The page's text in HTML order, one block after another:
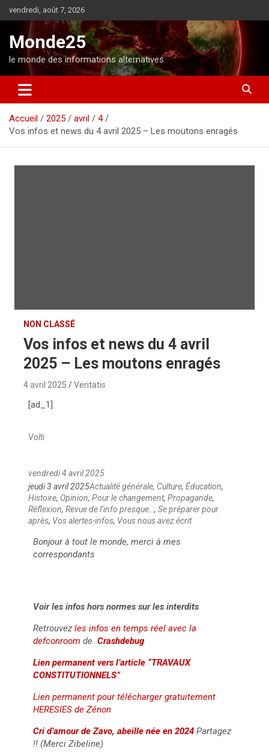
l
o
e
vendredi, août 7, 2026
Monde25
le monde des informations alternatives
Accueil 2025 avril
4
Vos infos et news du 4 avril 2025 – Les moutons enragés
NON CLASSÉ
Vos infos et news du 4 avril
2025 – Les moutons enragés
4 avril 2025 Veritatis
[ad_1]
Volti
vendredi 4 avril 2025
jeudi 3 avril 2025Actualité générale, Culture, Éducation,
Histoire, Opinion, Pour le changement, Propagande,
Réflexion, Revue de l’info presque… , Se préparer pour
après, Vos alertes-infos, Vous nous avez écrit
Bonjour à tout le monde, merci à mes
correspondants
Voir les infos hors normes sur les interdits
Retrouvez les infos en temps réel avec la
defconroom de Crashdebug
Lien permanent vers l’article “TRAVAUX
CONSTITUTIONNELS”
Lien permanent pour télécharger gratuitement
HERESIES de Zénon
Cri d’amour de Zavo, abeille née en 2024 Partagez
!! (Merci Zibeline)